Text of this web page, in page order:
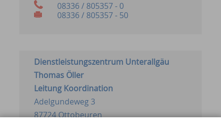
08336 / 805357 - 0
08336 / 805357 - 50
Dienstleistungszentrum Unterallgäu
Thomas Öller
Leitung Koordination
Adelgundeweg 3
87724 Ottobeuren